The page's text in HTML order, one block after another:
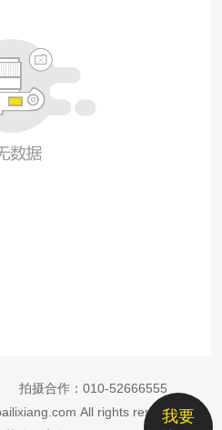
我要
拍摄合作： 010-52666555
All rights reserved